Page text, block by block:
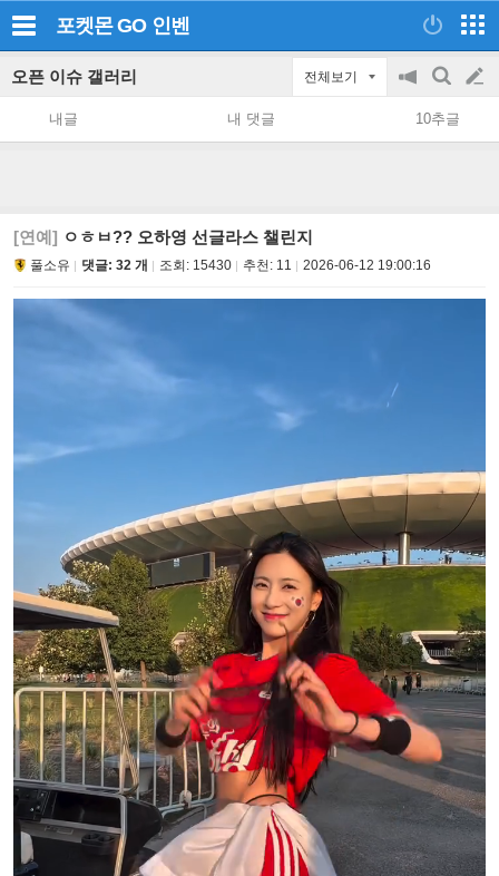
포켓몬 GO 인벤
오픈 이슈 갤러리 전체보기
공
지
on/off
검
색
글
쓰
내글 내 댓글 10추글
[연예] ㅇㅎㅂ?? 오하영 선글라스 챌린지
풀소유 댓글: 32 개 조회: 15430 추천: 11 2026-06-12 19:00:16